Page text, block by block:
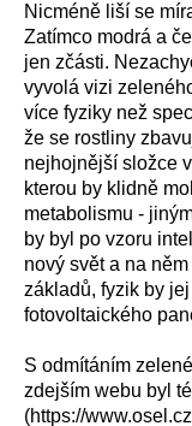
Nicméně liší se
Zatímco modrá a
jen zčásti.
vyvolá vizi
více fyziky než
že se rostliny
nejhojnější složce
kterou by klidně
metabolismu -
by byl po vzoru
nový svět a na
základů, fyzik by
fotovoltaického
S odmítáním
zdejším webu byl
(https://